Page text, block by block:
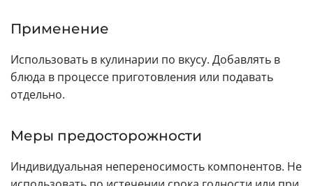
Применение
Использовать в кулинарии по вкусу. Добавлять в
блюда в процессе приготовления или подавать
отдельно.
Меры предосторожности
Индивидуальная непереносимость компонентов. Не